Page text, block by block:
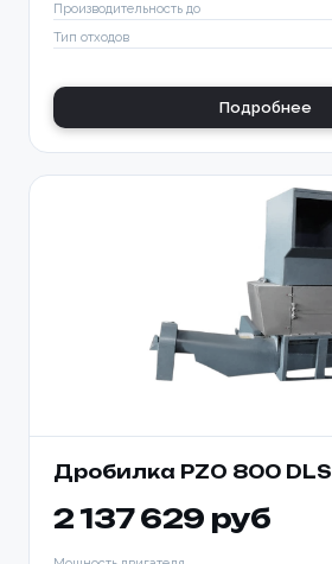
Производительность до
Тип отходов
Подробнее
Дробилка PZO 800 DLS
2 137 629 руб